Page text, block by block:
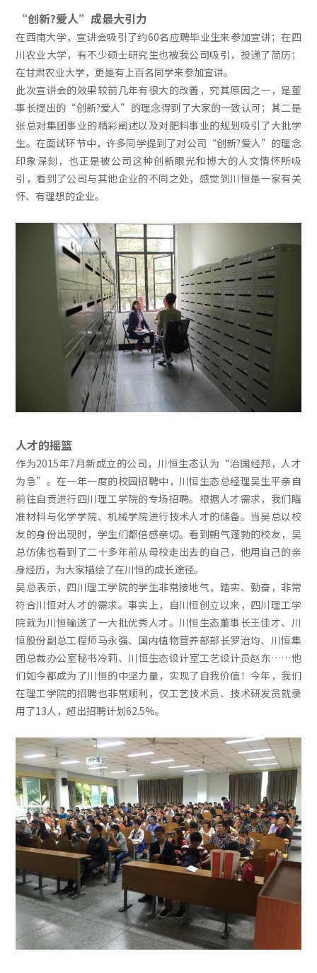
“创新?爱人”成最大引力
在西南大学，宣讲会吸引了约60名应聘毕业生来参加宣讲；在四
川农业大学，有不少硕士研究生也被我公司吸引，投递了简历；
在甘肃农业大学，更是有上百名同学来参加宣讲。
此次宣讲会的效果较前几年有很大的改善，究其原因之一，是董
事长提出的“创新?爱人”的理念得到了大家的一致认可；其二是
张总对集团事业的精彩阐述以及对肥料事业的规划吸引了大批学
生。在面试环节中，许多同学提到了对公司“创新?爱人”的理念
印象深刻，也正是被公司这种创新眼光和博大的人文情怀所吸
引，看到了公司与其他企业的不同之处，感觉到川恒是一家有关
怀、有理想的企业。
人才的摇篮
作为2015年7月新成立的公司，川恒生态认为“治国经邦，人才
为急”。在一年一度的校园招聘中，川恒生态总经理吴生平亲自
前往自贡进行四川理工学院的专场招聘。根据人才需求，我们瞄
准材料与化学学院、机械学院进行技术人才的储备。当吴总以校
友的身份出现时，学生们都倍感亲切。看到朝气蓬勃的校友，吴
总仿佛也看到了二十多年前从母校走出去的自己，他用自己的亲
身经历，为大家描绘了在川恒的成长途径。
吴总表示，四川理工学院的学生非常接地气，踏实、勤奋，非常
符合川恒对人才的需求。事实上，自川恒创立以来，四川理工学
院就为川恒输送了一大批优秀人才。川恒生态董事长王佳才、川
恒股份副总工程师马永强、国内植物营养部部长罗治均、川恒集
团总裁办公室秘书冷莉、川恒生态设计室工艺设计员赵东……他
们如今都成为了川恒的中坚力量，实现了自我价值！今年，我们
在理工学院的招聘也非常顺利，仅工艺技术员、技术研发员就录
用了13人，超出招聘计划62.5%。